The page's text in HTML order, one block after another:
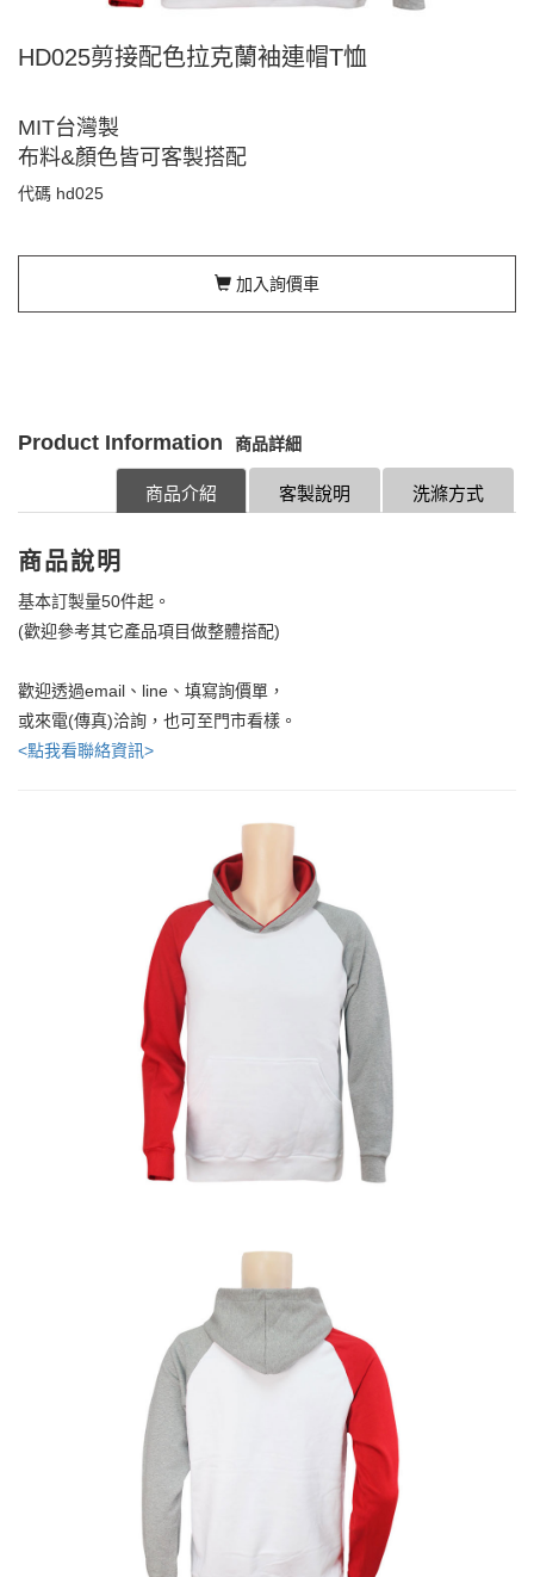
HD025剪接配色拉克蘭袖連帽T恤
MIT台灣製
布料&顏色皆可客製搭配
代碼 hd025
加入詢價車
Product Information 商品詳細
洗滌方式
客製說明
商品介紹
商品說明
基本訂製量50件起。
(歡迎參考其它產品項目做整體搭配)
歡迎透過email、line、填寫詢價單，
或來電(傳真)洽詢，也可至門市看樣。
<點我看聯絡資訊>